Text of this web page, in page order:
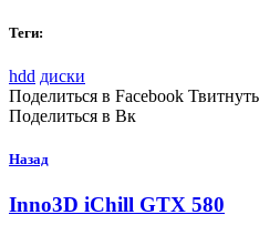
Теги:
hdd диски
Поделиться в Facebook
Поделиться в Вк
Назад
Inno3D iChill GTX 580